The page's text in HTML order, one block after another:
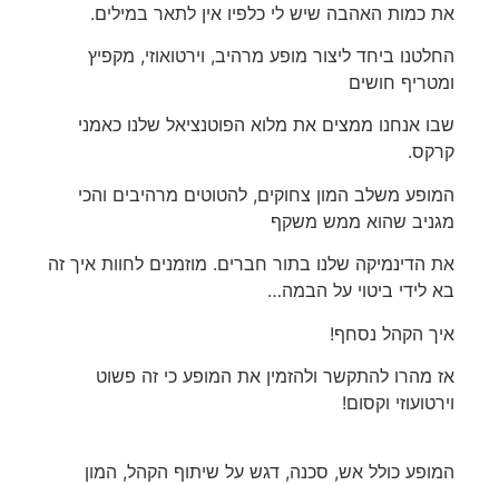
את כמות האהבה שיש לי כלפיו אין לתאר במילים.
החלטנו ביחד ליצור מופע מרהיב, וירטואוזי, מקפיץ
ומטריף חושים
שבו אנחנו ממצים את מלוא הפוטנציאל שלנו כאמני
קרקס.
המופע משלב המון צחוקים, להטוטים מרהיבים והכי
מגניב שהוא ממש משקף
את הדינמיקה שלנו בתור חברים. מוזמנים לחוות איך זה
בא לידי ביטוי על הבמה…
איך הקהל נסחף!
אז מהרו להתקשר ולהזמין את המופע כי זה פשוט
וירטועוזי וקסום!
המופע כולל אש, סכנה, דגש על שיתוף הקהל, המון